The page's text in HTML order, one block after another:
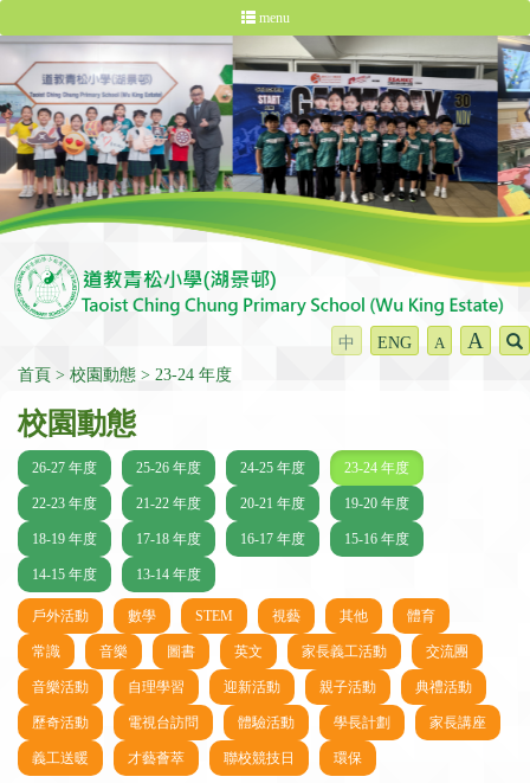
menu
中 ENG A A
首頁 校園動態 23-24 年度
校園動態
26-27 年度 25-26 年度 24-25 年度 23-24 年度
22-23 年度 21-22 年度 20-21 年度 19-20 年度
18-19 年度 17-18 年度 16-17 年度 15-16 年度
14-15 年度 13-14 年度
戶外活動 數學 STEM 視藝 其他 體育
常識 音樂 圖書 英文 家長義工活動 交流團
音樂活動 自理學習 迎新活動 親子活動 典禮活動
歷奇活動 電視台訪問 體驗活動 學長計劃 家長講座
義工送暖 才藝薈萃 聯校競技日 環保